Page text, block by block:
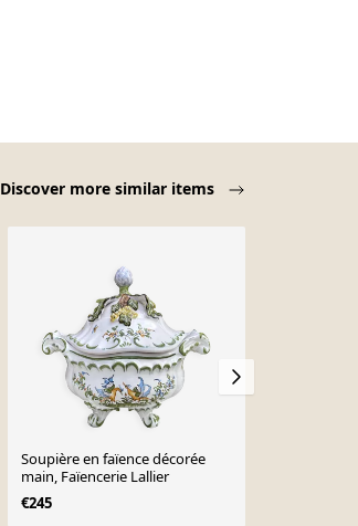
Discover more similar items
Soupière en faïence décorée
main, Faïencerie Lallier
€245